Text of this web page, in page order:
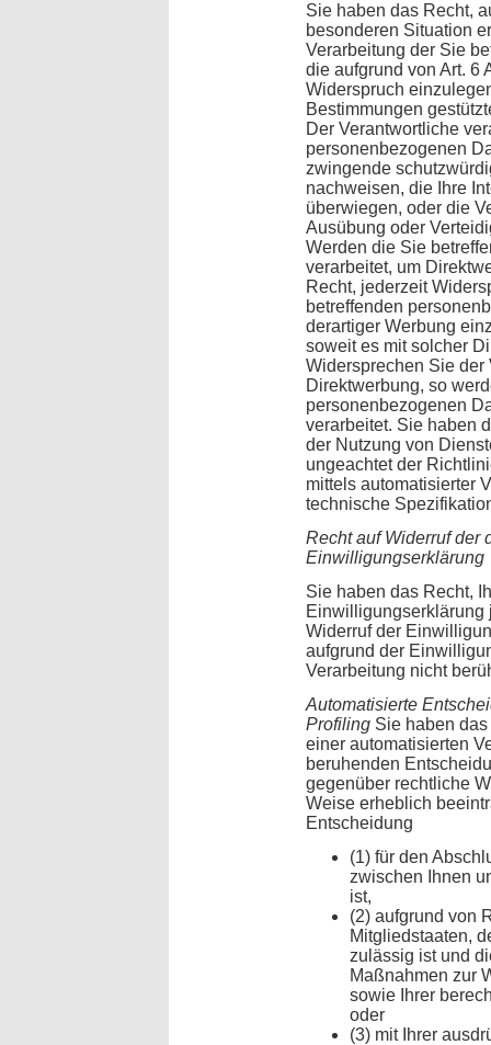
Sie haben das Recht,
besonderen Situation
Verarbeitung der Sie
die aufgrund von Art. 6
Widerspruch
Bestimmungen
Der Verantwortliche
personenbezogenen
zwingende
nachweisen, die Ihre
überwiegen, oder die
Ausübung oder
Werden die Sie
verarbeitet, um
Recht, jederzeit
betreffenden
derartiger Werbung
soweit es mit solcher
Widersprechen Sie der
Direktwerbung, so
personenbezogenen
verarbeitet. Sie haben
der Nutzung von
ungeachtet der
mittels automatisierter
technische
Recht auf Widerruf der
Einwilligungserklärung
Sie haben das Recht,
Einwilligungserklärung
Widerruf der
aufgrund der
Verarbeitung nicht
Automatisierte
Profiling Sie haben
einer automatisierten
beruhenden
gegenüber rechtliche
Weise erheblich
Entscheidung
(1) für den
zwischen Ihnen
ist,
(2) aufgrund von
Mitgliedstaaten,
zulässig ist und
Maßnahmen zur
sowie Ihrer
oder
(3) mit Ihrer